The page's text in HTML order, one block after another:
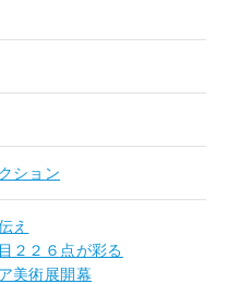
ション
え
２２６点が彩る
美術展開幕